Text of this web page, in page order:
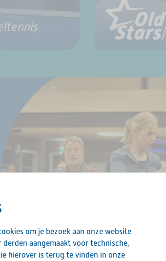
om je bezoek aan onze website
aangemaakt voor technische,
hierover is terug te vinden in onze